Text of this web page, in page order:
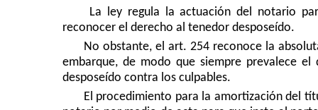
La ley regula la actuación del notario
reconocer el derecho al tenedor desposeído.
No obstante, el art. 254 reconoce la
embarque, de modo que siempre prevalece
desposeído contra los culpables.
El procedimiento para la amortización del